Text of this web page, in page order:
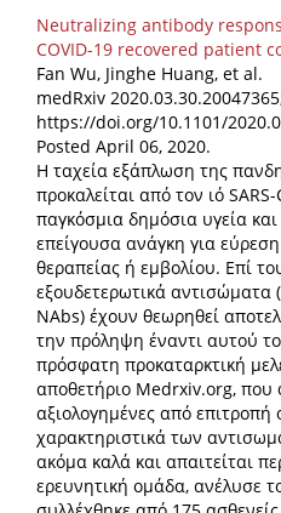
Neutralizing antibody
COVID-19 recovered patient
Fan Wu, Jinghe Huang, et al.
medRxiv
https://doi.org/10.1101/
Posted April 06, 2020.
Η ταχεία εξάπλωση της
προκαλείται από τον ιό
παγκόσμια δημόσια υγεία και
επείγουσα ανάγκη για
θεραπείας ή εμβολίου. Επί
εξουδετερωτικά
NAbs) έχουν θεωρηθεί
την πρόληψη έναντι αυτού
πρόσφατη προκαταρκτική
αποθετήριο Medrxiv.org, που
αξιολογημένες από επιτροπή
χαρακτηριστικά των
ακόμα καλά και απαιτείται
ερευνητική ομάδα, ανέλυσε